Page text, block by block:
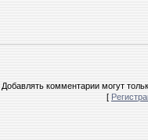
Добавлять комментарии могут
[